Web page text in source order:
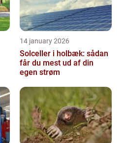
14 january 2026
Solceller i holbæk: sådan
får du mest ud af din
egen strøm